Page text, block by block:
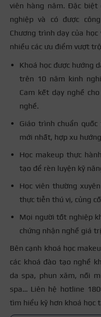
viên hàng năm. Đặc
nghiệp và có được
Chương trình dạy của
nhiều các ưu điểm vượt
Khoá học được hướng
trên 10 năm kinh
Cam kết dạy nghề
nghề.
Giáo trình chuẩn
mới nhất, hợp xu
Học makeup thực
tạo để rèn luyện kỹ
Học viên thường
thực tiễn thú vị, củng
Mọi người tốt nghiệp
chứng nhận nghề giá
Bên cạnh khoá học
các khoá đào tạo nghề
da spa, phun xăm, nối
spa… Liên hệ hotline
tìm hiểu kỹ hơn khoá học